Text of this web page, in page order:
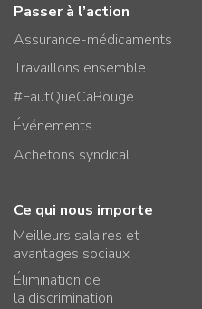
Passer à l’action
Assurance-médicaments
Travaillons ensemble
#FautQueCaBouge
Événements
Achetons syndical
Ce qui nous importe
Meilleurs salaires et
avantages sociaux
Élimination de
la discrimination